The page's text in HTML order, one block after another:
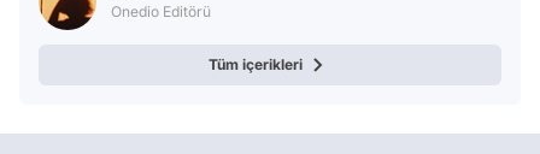
Onedio Editörü
Tüm içerikleri